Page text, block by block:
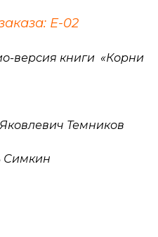
Е-02
версия книги «Корни
Темников
Симкин